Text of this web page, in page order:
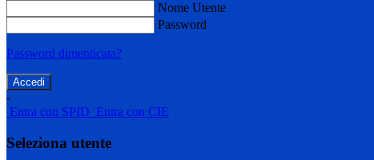
Nome Utente
Password
Password dimenticata?
-
Entra con SPID Entra con CIE
Seleziona utente